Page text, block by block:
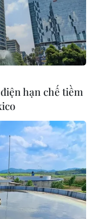
sử
hạn chế tiềm